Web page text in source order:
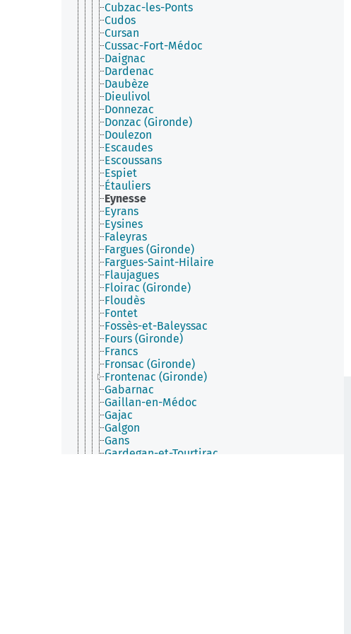
Cubzac-les-Ponts
Cudos
Cursan
Cussac-Fort-Médoc
Daignac
Dardenac
Daubèze
Dieulivol
Donnezac
Donzac (Gironde)
Doulezon
Escaudes
Escoussans
Espiet
Étauliers
Eynesse
Eyrans
Eysines
Faleyras
Fargues (Gironde)
Fargues-Saint-Hilaire
Flaujagues
Floirac (Gironde)
Floudès
Fontet
Fossès-et-Baleyssac
Fours (Gironde)
Francs
Fronsac (Gironde)
Frontenac (Gironde)
Gabarnac
Gaillan-en-Médoc
Gajac
Galgon
Gans
Gardegan-et-Tourtirac